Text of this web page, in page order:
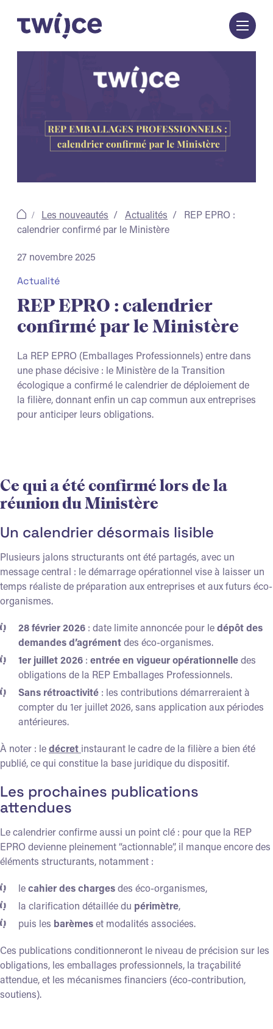
contenu
Les nouveautés Actualités
REP EPRO :
calendrier confirmé par le Ministère
27 novembre 2025
Actualité
REP EPRO : calendrier
confirmé par le Ministère
La REP EPRO (Emballages Professionnels) entre dans
une phase décisive : le Ministère de la Transition
écologique a confirmé le calendrier de déploiement de
la filière, donnant enfin un cap commun aux entreprises
pour anticiper leurs obligations.
Ce qui a été confirmé lors de la
réunion du Ministère
Un calendrier désormais lisible
Plusieurs jalons structurants ont été partagés, avec un
message central : le démarrage opérationnel vise à laisser un
temps réaliste de préparation aux entreprises et aux futurs éco-
organismes.
28 février 2026 : date limite annoncée pour ledépôt des
demandes d’agrémentdes éco-organismes.
1er juillet 2026 : entrée en vigueur opérationnelledes
obligations de la REP Emballages Professionnels.
Sans rétroactivité : les contributions démarreraient à
compter du 1er juillet 2026, sans application aux périodes
antérieures.
À noter : ledécret instaurant le cadre de la filière a bien été
publié, ce qui constitue la base juridique du dispositif.
Les prochaines publications
attendues
Le calendrier confirme aussi un point clé : pour que la REP
EPRO devienne pleinement “actionnable”, il manque encore des
éléments structurants, notamment :
lecahier des chargesdes éco-organismes,
la clarification détaillée du périmètre,
puis les barèmeset modalités associées.
Ces publications conditionneront le niveau de précision sur les
obligations, les emballages professionnels, la traçabilité
attendue, et les mécanismes financiers (éco-contribution,
soutiens).